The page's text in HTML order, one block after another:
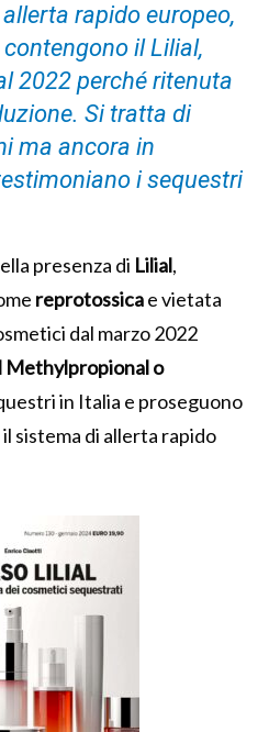
rapido europeo,
il Lilial,
2022 perché ritenuta
Si tratta di
ma ancora in
i sequestri
presenza di Lilial,
reprotossicae vietata
dal marzo 2022
Methylpropional o
in Italia e proseguono
il sistema di allerta rapido